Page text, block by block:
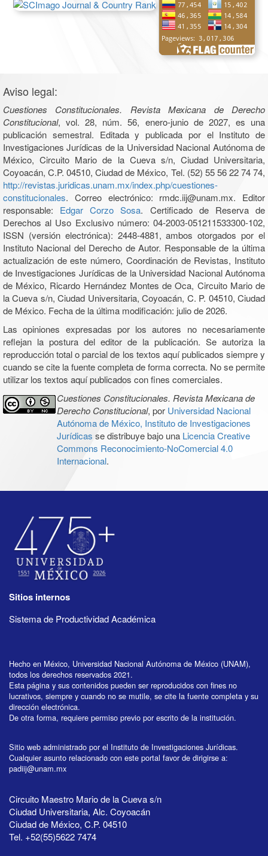
Aviso legal:
Cuestiones Constitucionales. Revista Mexicana de Derecho
Constitucional, vol. 28, núm. 56, enero-junio de 2027, es una
publicación semestral. Editada y publicada por el Instituto de
Investigaciones Jurídicas de la Universidad Nacional Autónoma de
México, Circuito Mario de la Cueva s/n, Ciudad Universitaria,
Coyoacán, C.P. 04510, Ciudad de México, Tel. (52) 55 56 22 74 74,
http://revistas.juridicas.unam.mx/index.php/cuestiones-
constitucionales. Correo electrónico: rmdc.iij@unam.mx. Editor
responsable: Edgar Corzo Sosa. Certificado de Reserva de
Derechos al Uso Exclusivo número: 04-2003-051211533300-102,
ISSN (versión electrónica): 2448-4881, ambos otorgados por el
Instituto Nacional del Derecho de Autor. Responsable de la última
actualización de este número, Coordinación de Revistas, Instituto
de Investigaciones Jurídicas de la Universidad Nacional Autónoma
de México, Ricardo Hernández Montes de Oca, Circuito Mario de
la Cueva s/n, Ciudad Universitaria, Coyoacán, C. P. 04510, Ciudad
de México. Fecha de la última modificación: julio de 2026.
Las opiniones expresadas por los autores no necesariamente
reflejan la postura del editor de la publicación. Se autoriza la
reproducción total o parcial de los textos aquí publicados siempre y
cuando se cite la fuente completa de forma correcta. No se permite
utilizar los textos aquí publicados con fines comerciales.
Cuestiones Constitucionales. Revista Mexicana de
Derecho Constitucional, por Universidad Nacional
Autónoma de México, Instituto de Investigaciones
Jurídicas se distribuye bajo una Licencia Creative
Commons Reconocimiento-NoComercial 4.0
Internacional.
Sitios internos
Sistema de Productividad Académica
Hecho en México, Universidad Nacional Autónoma de México (UNAM),
todos los derechos reservados 2021.
Esta página y sus contenidos pueden ser reproducidos con fines no
lucrativos, siempre y cuando no se mutile, se cite la fuente completa y su
dirección electrónica.
De otra forma, requiere permiso previo por escrito de la institución.
Sitio web administrado por el Instituto de Investigaciones Jurídicas.
Cualquier asunto relacionado con este portal favor de dirigirse a:
padiij@unam.mx
Circuito Maestro Mario de la Cueva s/n
Ciudad Universitaria, Alc. Coyoacán
Ciudad de México, C.P. 04510
Tel. +52(55)5622 7474